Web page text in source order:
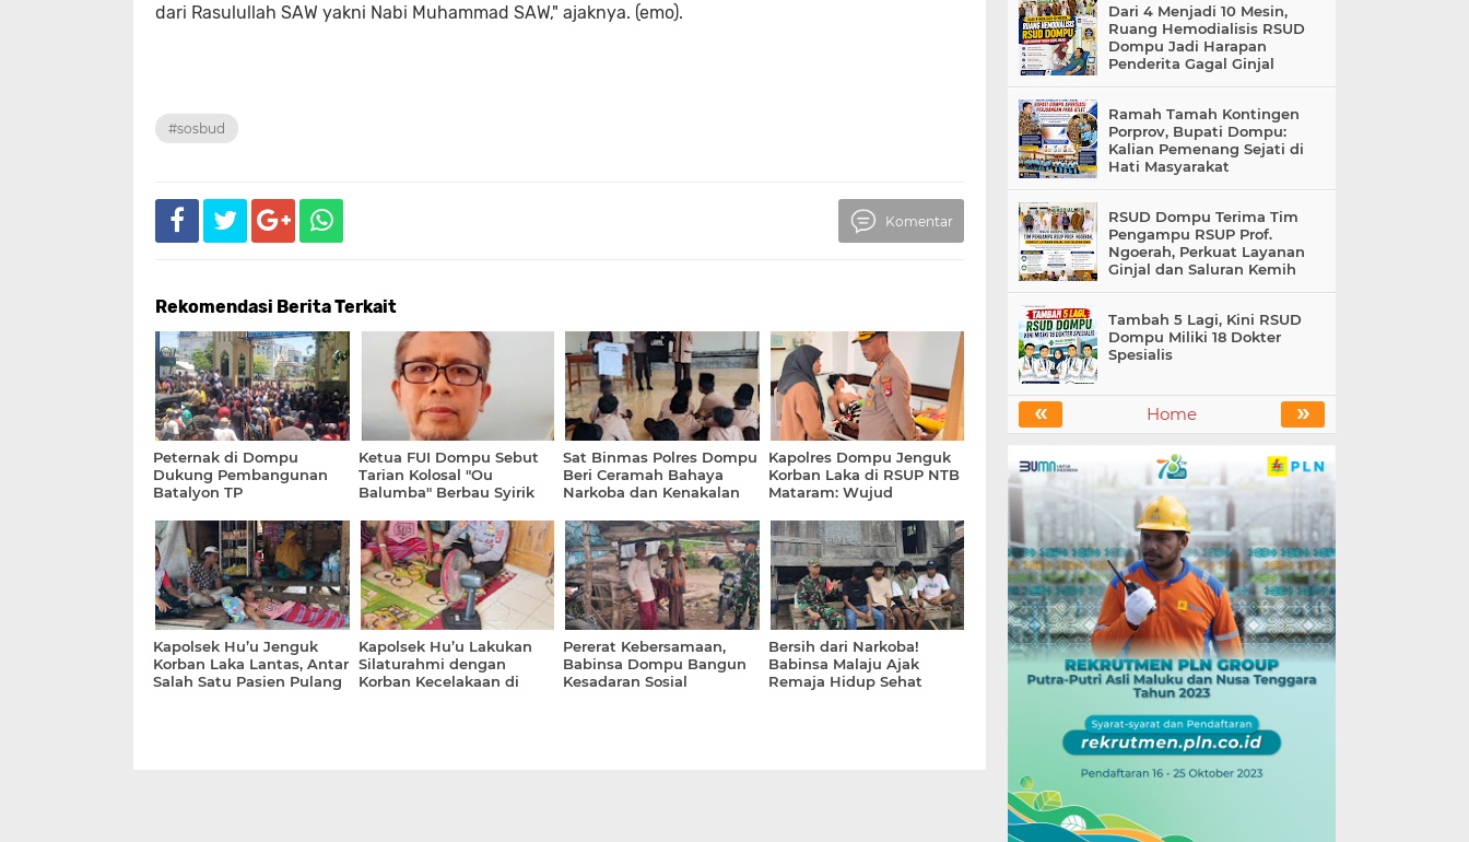
dari Rasulullah SAW yakni Nabi Muhammad SAW," ajaknya. (emo).
#sosbud
Komentar
Rekomendasi Berita Terkait
Peternak di Dompu
Dukung Pembangunan
Batalyon TP
Ketua FUI Dompu Sebut
Tarian Kolosal "Ou
Balumba" Berbau Syirik
Sat Binmas Polres Dompu
Beri Ceramah Bahaya
Narkoba dan Kenakalan
Bukhari
Kapolres Dompu Jenguk
Korban Laka di RSUP NTB
Mataram: Wujud
Jawab Kemanusiaan
Kapolsek Hu’u Jenguk
Korban Laka Lantas, Antar
Salah Satu Pasien Pulang
Kapolsek Hu’u Lakukan
Silaturahmi dengan
Korban Kecelakaan di
Pererat Kebersamaan,
Babinsa Dompu Bangun
Kesadaran Sosial
Bersih dari Narkoba!
Babinsa Malaju Ajak
Remaja Hidup Sehat
Dari 4 Menjadi 10 Mesin,
Ruang Hemodialisis RSUD
Dompu Jadi Harapan
Penderita Gagal Ginjal
Ramah Tamah Kontingen
Porprov, Bupati Dompu:
Kalian Pemenang Sejati di
Hati Masyarakat
RSUD Dompu Terima Tim
Pengampu RSUP Prof.
Ngoerah, Perkuat Layanan
Ginjal dan Saluran Kemih
Tambah 5 Lagi, Kini RSUD
Dompu Miliki 18 Dokter
Spesialis
« »
Home